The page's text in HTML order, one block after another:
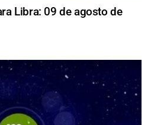
Libra: 09 de agosto de